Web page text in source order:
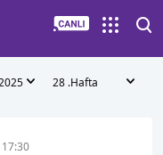
28 .Hafta